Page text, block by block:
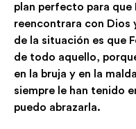
plan perfecto para que
reencontrara con Dios
de la situación es que
de todo aquello,
en la bruja y en la
siempre le han tenido
puedo abrazarla.